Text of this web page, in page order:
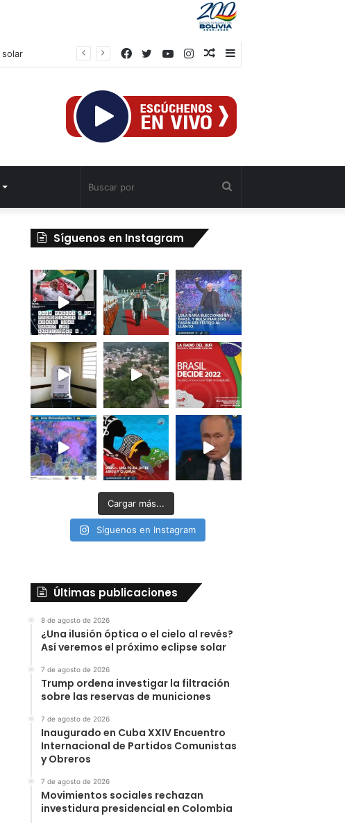
Barra
Publicación
azar
Instagram
YouTube
Twitter
Facebook
Síguenos en Instagram
Cargar más...
Síguenos en Instagram
Últimas publicaciones
8 de agosto de 2026
¿Una ilusión óptica o el cielo al revés?
Así veremos el próximo eclipse solar
7 de agosto de 2026
Trump ordena investigar la filtración
sobre las reservas de municiones
7 de agosto de 2026
Inaugurado en Cuba XXIV Encuentro
Internacional de Partidos Comunistas
y Obreros
7 de agosto de 2026
Movimientos sociales rechazan
investidura presidencial en Colombia